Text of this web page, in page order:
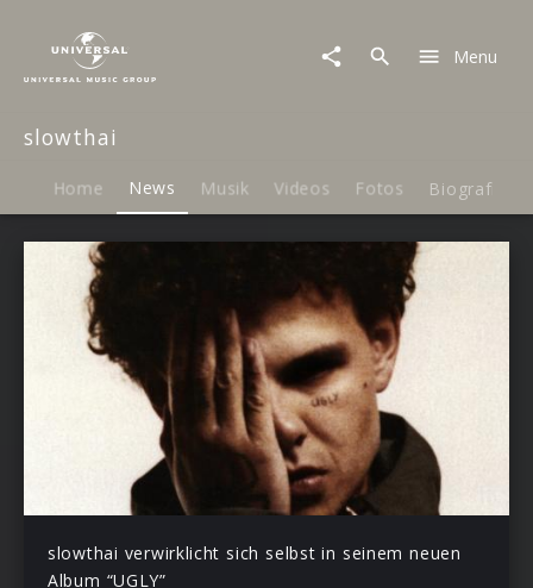
Menu
slowthai
Home News Musik Videos Fotos Biografie
slowthai verwirklicht sich selbst in seinem neuen
Album “UGLY”